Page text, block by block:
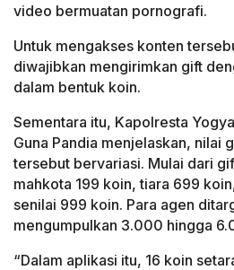
video bermuatan pornografi.
Untuk mengakses konten
diwajibkan mengirimkan gift
dalam bentuk koin.
Sementara itu, Kapolresta
Guna Pandia menjelaskan, nilai
tersebut bervariasi. Mulai dari
mahkota 199 koin, tiara 699
senilai 999 koin. Para agen
mengumpulkan 3.000 hingga
“Dalam aplikasi itu, 16 koin